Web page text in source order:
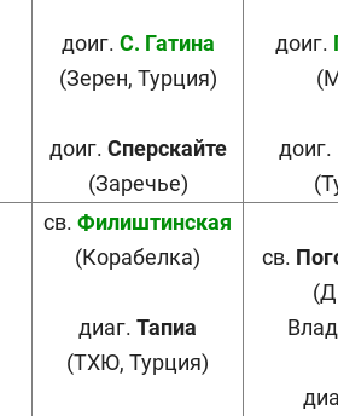
доиг. С. Гатина
(Зерен, Турция)
доиг. Сперскайте
(Заречье)
доиг.
доиг.
св. Филиштинская
(Корабелка)
диаг. Тапиа
(ТХЮ, Турция)
св.